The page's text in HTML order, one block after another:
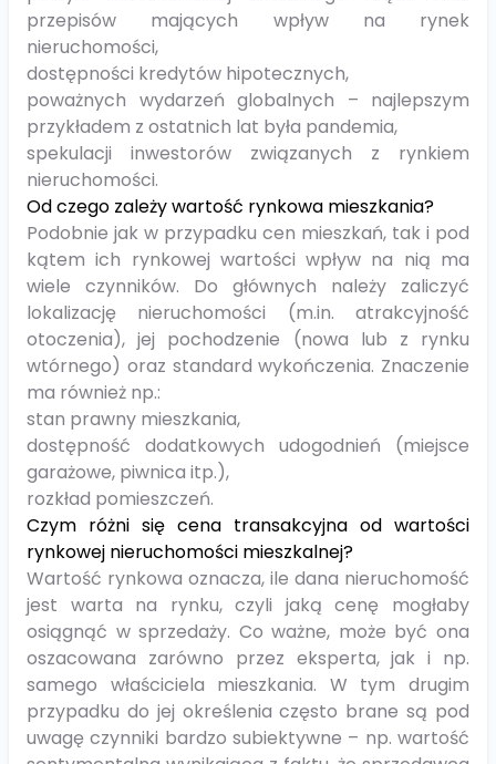
przepisów mających wpływ na rynek
nieruchomości,
dostępności kredytów hipotecznych,
poważnych wydarzeń globalnych – najlepszym
przykładem z ostatnich lat była pandemia,
spekulacji inwestorów związanych z rynkiem
nieruchomości.
Od czego zależy wartość rynkowa mieszkania?
Podobnie jak w przypadku cen mieszkań, tak i pod
kątem ich rynkowej wartości wpływ na nią ma
wiele czynników. Do głównych należy zaliczyć
lokalizację nieruchomości (m.in. atrakcyjność
otoczenia), jej pochodzenie (nowa lub z rynku
wtórnego) oraz standard wykończenia. Znaczenie
ma również np.:
stan prawny mieszkania,
dostępność dodatkowych udogodnień (miejsce
garażowe, piwnica itp.),
rozkład pomieszczeń.
Czym różni się cena transakcyjna od wartości
rynkowej nieruchomości mieszkalnej?
Wartość rynkowa oznacza, ile dana nieruchomość
jest warta na rynku, czyli jaką cenę mogłaby
osiągnąć w sprzedaży. Co ważne, może być ona
oszacowana zarówno przez eksperta, jak i np.
samego właściciela mieszkania. W tym drugim
przypadku do jej określenia często brane są pod
uwagę czynniki bardzo subiektywne – np. wartość